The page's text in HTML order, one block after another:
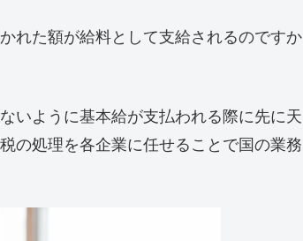
れた額が給料として支給されるのですか
いように基本給が支払われる際に先に天
の処理を各企業に任せることで国の業務